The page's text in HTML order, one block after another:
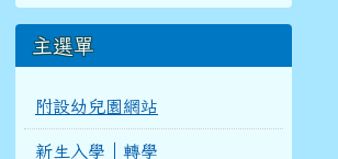
主選單
附設幼兒園網站
新生入學｜轉學